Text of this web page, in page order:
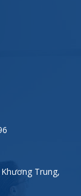
Trung,